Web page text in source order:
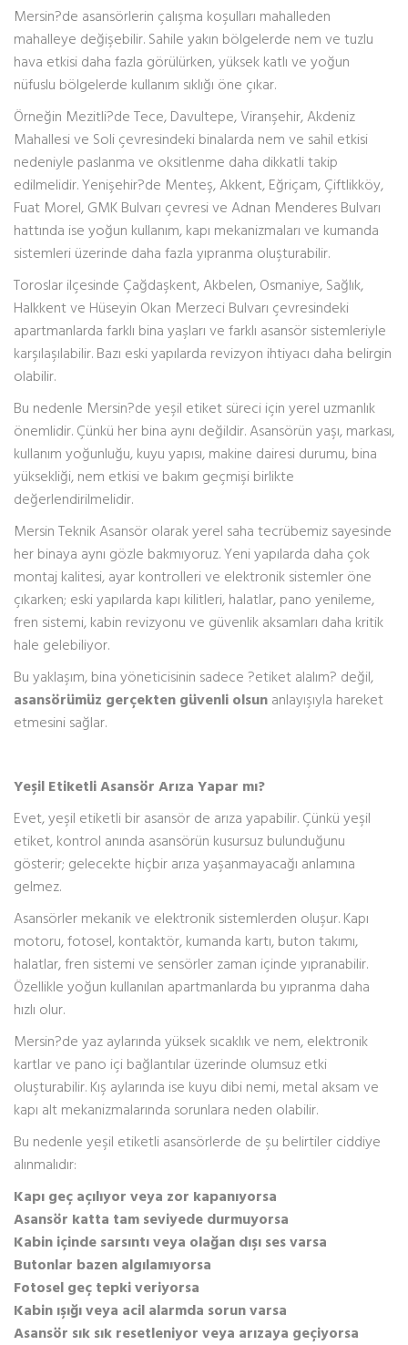
Mersin?de asansörlerin çalışma koşulları mahalleden
mahalleye değişebilir. Sahile yakın bölgelerde nem ve tuzlu
hava etkisi daha fazla görülürken, yüksek katlı ve yoğun
nüfuslu bölgelerde kullanım sıklığı öne çıkar.
Örneğin Mezitli?de Tece, Davultepe, Viranşehir, Akdeniz
Mahallesi ve Soli çevresindeki binalarda nem ve sahil etkisi
nedeniyle paslanma ve oksitlenme daha dikkatli takip
edilmelidir. Yenişehir?de Menteş, Akkent, Eğriçam, Çiftlikköy,
Fuat Morel, GMK Bulvarı çevresi ve Adnan Menderes Bulvarı
hattında ise yoğun kullanım, kapı mekanizmaları ve kumanda
sistemleri üzerinde daha fazla yıpranma oluşturabilir.
Toroslar ilçesinde Çağdaşkent, Akbelen, Osmaniye, Sağlık,
Halkkent ve Hüseyin Okan Merzeci Bulvarı çevresindeki
apartmanlarda farklı bina yaşları ve farklı asansör sistemleriyle
karşılaşılabilir. Bazı eski yapılarda revizyon ihtiyacı daha belirgin
olabilir.
Bu nedenle Mersin?de yeşil etiket süreci için yerel uzmanlık
önemlidir. Çünkü her bina aynı değildir. Asansörün yaşı, markası,
kullanım yoğunluğu, kuyu yapısı, makine dairesi durumu, bina
yüksekliği, nem etkisi ve bakım geçmişi birlikte
değerlendirilmelidir.
Mersin Teknik Asansör olarak yerel saha tecrübemiz sayesinde
her binaya aynı gözle bakmıyoruz. Yeni yapılarda daha çok
montaj kalitesi, ayar kontrolleri ve elektronik sistemler öne
çıkarken; eski yapılarda kapı kilitleri, halatlar, pano yenileme,
fren sistemi, kabin revizyonu ve güvenlik aksamları daha kritik
hale gelebiliyor.
Bu yaklaşım, bina yöneticisinin sadece ?etiket alalım? değil,
asansörümüz gerçekten güvenli olsun anlayışıyla hareket
etmesini sağlar.
Yeşil Etiketli Asansör Arıza Yapar mı?
Evet, yeşil etiketli bir asansör de arıza yapabilir. Çünkü yeşil
etiket, kontrol anında asansörün kusursuz bulunduğunu
gösterir; gelecekte hiçbir arıza yaşanmayacağı anlamına
gelmez.
Asansörler mekanik ve elektronik sistemlerden oluşur. Kapı
motoru, fotosel, kontaktör, kumanda kartı, buton takımı,
halatlar, fren sistemi ve sensörler zaman içinde yıpranabilir.
Özellikle yoğun kullanılan apartmanlarda bu yıpranma daha
hızlı olur.
Mersin?de yaz aylarında yüksek sıcaklık ve nem, elektronik
kartlar ve pano içi bağlantılar üzerinde olumsuz etki
oluşturabilir. Kış aylarında ise kuyu dibi nemi, metal aksam ve
kapı alt mekanizmalarında sorunlara neden olabilir.
Bu nedenle yeşil etiketli asansörlerde de şu belirtiler ciddiye
alınmalıdır:
Kapı geç açılıyor veya zor kapanıyorsa
Asansör katta tam seviyede durmuyorsa
Kabin içinde sarsıntı veya olağan dışı ses varsa
Butonlar bazen algılamıyorsa
Fotosel geç tepki veriyorsa
Kabin ışığı veya acil alarmda sorun varsa
Asansör sık sık resetleniyor veya arızaya geçiyorsa